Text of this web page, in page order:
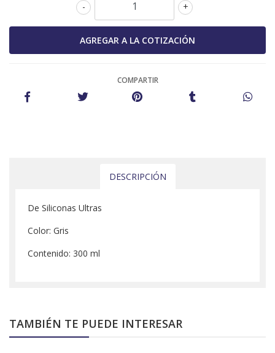
+
-
COMPARTIR
DESCRIPCIÓN
De Siliconas Ultras
Color: Gris
Contenido: 300 ml
TAMBIÉN TE PUEDE INTERESAR